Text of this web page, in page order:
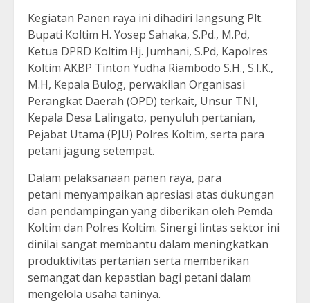
Kegiatan Panen raya ini dihadiri langsung Plt.
Bupati Koltim H. Yosep Sahaka, S.Pd., M.Pd,
Ketua DPRD Koltim Hj. Jumhani, S.Pd, Kapolres
Koltim AKBP Tinton Yudha Riambodo S.H., S.I.K.,
M.H, Kepala Bulog, perwakilan Organisasi
Perangkat Daerah (OPD) terkait, Unsur TNI,
Kepala Desa Lalingato, penyuluh pertanian,
Pejabat Utama (PJU) Polres Koltim, serta para
petani jagung setempat.
Dalam pelaksanaan panen raya, para
petani menyampaikan apresiasi atas dukungan
dan pendampingan yang diberikan oleh Pemda
Koltim dan Polres Koltim. Sinergi lintas sektor ini
dinilai sangat membantu dalam meningkatkan
produktivitas pertanian serta memberikan
semangat dan kepastian bagi petani dalam
mengelola usaha taninya.